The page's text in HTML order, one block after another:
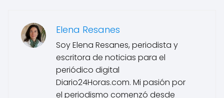
Elena Resanes
Soy Elena Resanes, periodista y
escritora de noticias para el
periódico digital
Diario24Horas.com. Mi pasión por
el periodismo comenzó desde